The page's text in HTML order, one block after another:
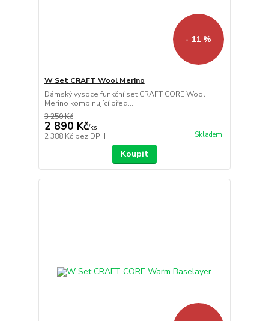
- 11 %
W Set CRAFT Wool Merino
Dámský vysoce funkční set CRAFT CORE Wool
Merino kombinující před...
3 250 Kč
2 890 Kč/ks
2 388 Kč bez DPH Skladem
Koupit